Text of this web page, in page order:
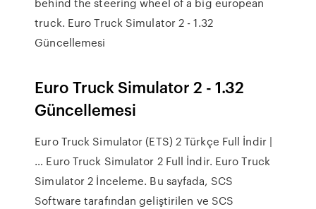
truck. Euro Truck Simulator 2 - 1.32
Güncellemesi
Euro Truck Simulator 2 - 1.32
Güncellemesi
Euro Truck Simulator (ETS) 2 Türkçe Full İndir |
… Euro Truck Simulator 2 Full İndir. Euro Truck
Simulator 2 İnceleme. Bu sayfada, SCS
Software tarafından geliştirilen ve SCS